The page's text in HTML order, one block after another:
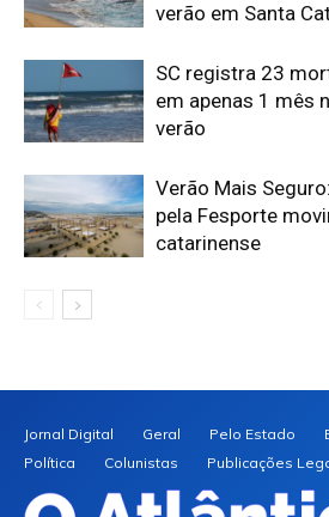
verão em Santa
SC registra 23
em apenas 1 mês
verão
Verão Mais
pela Fesporte
catarinense
Jornal Digital Geral Pelo Estado
Política
Colunistas Publicações